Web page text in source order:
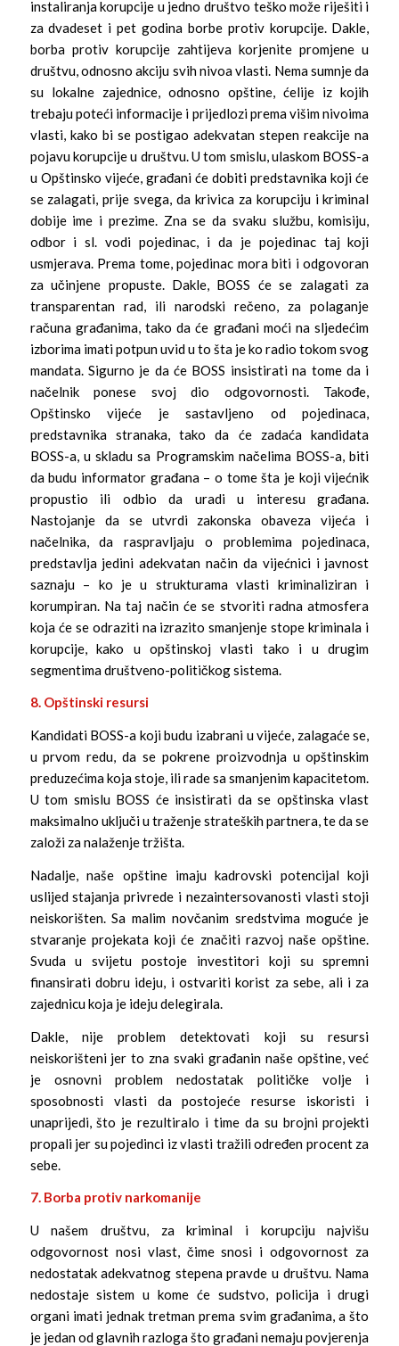
instaliranja korupcije u jedno društvo teško može riješiti i
za dvadeset i pet godina borbe protiv korupcije. Dakle,
borba protiv korupcije zahtijeva korjenite promjene u
društvu, odnosno akciju svih nivoa vlasti. Nema sumnje da
su lokalne zajednice, odnosno opštine, ćelije iz kojih
trebaju poteći informacije i prijedlozi prema višim nivoima
vlasti, kako bi se postigao adekvatan stepen reakcije na
pojavu korupcije u društvu. U tom smislu, ulaskom BOSS-a
u Opštinsko vijeće, građani će dobiti predstavnika koji će
se zalagati, prije svega, da krivica za korupciju i kriminal
dobije ime i prezime. Zna se da svaku službu, komisiju,
odbor i sl. vodi pojedinac, i da je pojedinac taj koji
usmjerava. Prema tome, pojedinac mora biti i odgovoran
za učinjene propuste. Dakle, BOSS će se zalagati za
transparentan rad, ili narodski rečeno, za polaganje
računa građanima, tako da će građani moći na sljedećim
izborima imati potpun uvid u to šta je ko radio tokom svog
mandata. Sigurno je da će BOSS insistirati na tome da i
načelnik ponese svoj dio odgovornosti. Takođe,
Opštinsko vijeće je sastavljeno od pojedinaca,
predstavnika stranaka, tako da će zadaća kandidata
BOSS-a, u skladu sa Programskim načelima BOSS-a, biti
da budu informator građana – o tome šta je koji vijećnik
propustio ili odbio da uradi u interesu građana.
Nastojanje da se utvrdi zakonska obaveza vijeća i
načelnika, da raspravljaju o problemima pojedinaca,
predstavlja jedini adekvatan način da vijećnici i javnost
saznaju – ko je u strukturama vlasti kriminaliziran i
korumpiran. Na taj način će se stvoriti radna atmosfera
koja će se odraziti na izrazito smanjenje stope kriminala i
korupcije, kako u opštinskoj vlasti tako i u drugim
segmentima društveno-političkog sistema.
8. Opštinski resursi
Kandidati BOSS-a koji budu izabrani u vijeće, zalagaće se,
u prvom redu, da se pokrene proizvodnja u opštinskim
preduzećima koja stoje, ili rade sa smanjenim kapacitetom.
U tom smislu BOSS će insistirati da se opštinska vlast
maksimalno uključi u traženje strateških partnera, te da se
založi za nalaženje tržišta.
Nadalje, naše opštine imaju kadrovski potencijal koji
uslijed stajanja privrede i nezaintersovanosti vlasti stoji
neiskorišten. Sa malim novčanim sredstvima moguće je
stvaranje projekata koji će značiti razvoj naše opštine.
Svuda u svijetu postoje investitori koji su spremni
finansirati dobru ideju, i ostvariti korist za sebe, ali i za
zajednicu koja je ideju delegirala.
Dakle, nije problem detektovati koji su resursi
neiskorišteni jer to zna svaki građanin naše opštine, već
je osnovni problem nedostatak političke volje i
sposobnosti vlasti da postojeće resurse iskoristi i
unaprijedi, što je rezultiralo i time da su brojni projekti
propali jer su pojedinci iz vlasti tražili određen procent za
sebe.
7. Borba protiv narkomanije
U našem društvu, za kriminal i korupciju najvišu
odgovornost nosi vlast, čime snosi i odgovornost za
nedostatak adekvatnog stepena pravde u društvu. Nama
nedostaje sistem u kome će sudstvo, policija i drugi
organi imati jednak tretman prema svim građanima, a što
je jedan od glavnih razloga što građani nemaju povjerenja